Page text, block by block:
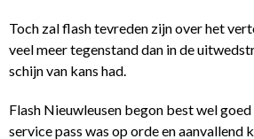
Toch zal flash tevreden zijn over het
veel meer tegenstand dan in de
schijn van kans had.
Flash Nieuwleusen begon best wel
service pass was op orde en aanvallend